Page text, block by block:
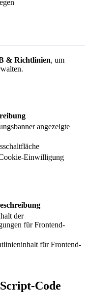
& Richtlinien, um
angezeigte
Einwilligung
der
für Frontend-
für Frontend-
Code